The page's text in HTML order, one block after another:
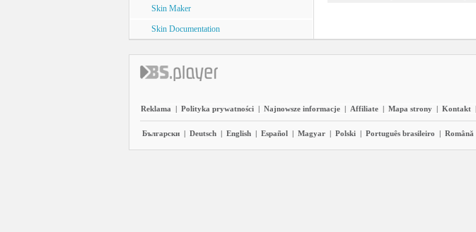
Skin Maker
Skin Documentation
Reklama | Polityka prywatności | Najnowsze informacje | Affiliate | Mapa strony | Kontakt |
Български | Deutsch | English | Español | Magyar | Polski | Português brasileiro | Română